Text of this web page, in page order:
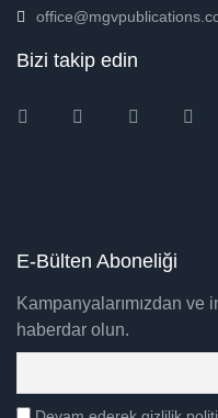
Bizi takip edin
InstagramFacebookTwitter
E-Bülten Aboneliği
Kampanyalarımızdan
haberdar olun.